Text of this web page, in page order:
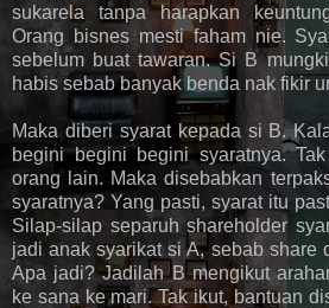
sukarela tanpa harapkan
Orang bisnes mesti faham nie.
sebelum buat tawaran. Si B
habis sebab banyak benda nak fikir
Maka diberi syarat kepada si B.
begini begini begini syaratnya.
orang lain. Maka disebabkan
syaratnya? Yang pasti, syarat itu
Silap-silap separuh shareholder
jadi anak syarikat si A, sebab share
Apa jadi? Jadilah B mengikut
ke sana ke mari. Tak ikut, bantuan